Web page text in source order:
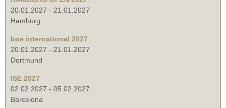
20.01.2027 - 21.01.2027
Hamburg
boe international 2027
20.01.2027 - 21.01.2027
Dortmund
ISE 2027
02.02.2027 - 05.02.2027
Barcelona